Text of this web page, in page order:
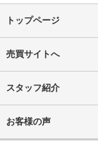
トップページ
売買サイトへ
スタッフ紹介
お客様の声